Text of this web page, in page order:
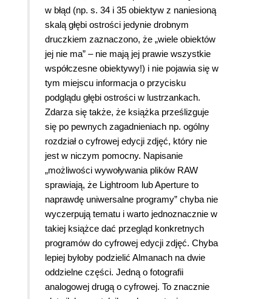
w błąd (np. s. 34 i 35 obiektyw z naniesioną
skalą głębi ostrości jedynie drobnym
druczkiem zaznaczono, że „wiele obiektów
jej nie ma” – nie mają jej prawie wszystkie
współczesne obiektywy!) i nie pojawia się w
tym miejscu informacja o przycisku
podglądu głębi ostrości w lustrzankach.
Zdarza się także, że książka prześlizguje
się po pewnych zagadnieniach np. ogólny
rozdział o cyfrowej edycji zdjęć, który nie
jest w niczym pomocny. Napisanie
„możliwości wywoływania plików RAW
sprawiają, że Lightroom lub Aperture to
naprawdę uniwersalne programy” chyba nie
wyczerpują tematu i warto jednoznacznie w
takiej książce dać przegląd konkretnych
programów do cyfrowej edycji zdjęć. Chyba
lepiej byłoby podzielić Almanach na dwie
oddzielne części. Jedną o fotografii
analogowej drugą o cyfrowej. To znacznie